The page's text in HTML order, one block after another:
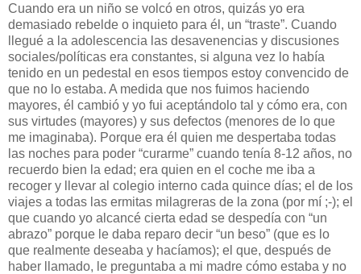
Cuando era un niño se volcó en otros, quizás yo era
demasiado rebelde o inquieto para él, un “traste”. Cuando
llegué a la adolescencia las desavenencias y discusiones
sociales/políticas era constantes, si alguna vez lo había
tenido en un pedestal en esos tiempos estoy convencido de
que no lo estaba. A medida que nos fuimos haciendo
mayores, él cambió y yo fui aceptándolo tal y cómo era, con
sus virtudes (mayores) y sus defectos (menores de lo que
me imaginaba). Porque era él quien me despertaba todas
las noches para poder “curarme” cuando tenía 8-12 años, no
recuerdo bien la edad; era quien en el coche me iba a
recoger y llevar al colegio interno cada quince días; el de los
viajes a todas las ermitas milagreras de la zona (por mí ;-); el
que cuando yo alcancé cierta edad se despedía con “un
abrazo” porque le daba reparo decir “un beso” (que es lo
que realmente deseaba y hacíamos); el que, después de
haber llamado, le preguntaba a mi madre cómo estaba y no